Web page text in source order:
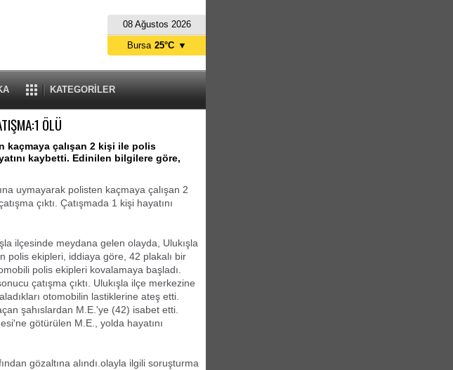
08 Ağustos 2026
KATEGORİLER
Bursa 25°C ▼
ÖLÜ
kaçmaya çalışan 2 kişi ile polis
kaybetti. Edinilen bilgilere göre,
uymayarak polisten kaçmaya çalışan 2
çıktı. Çatışmada 1 kişi hayatını
ilçesinde meydana gelen olayda, Ulukışla
polis ekipleri, iddiaya göre, 42 plakalı bir
polis ekipleri kovalamaya başladı.
çatışma çıktı. Ulukışla ilçe merkezine
otomobilin lastiklerine ateş etti.
şahıslardan M.E.'ye (42) isabet etti.
götürülen M.E., yolda hayatını
gözaltına alındı.olayla ilgili soruşturma